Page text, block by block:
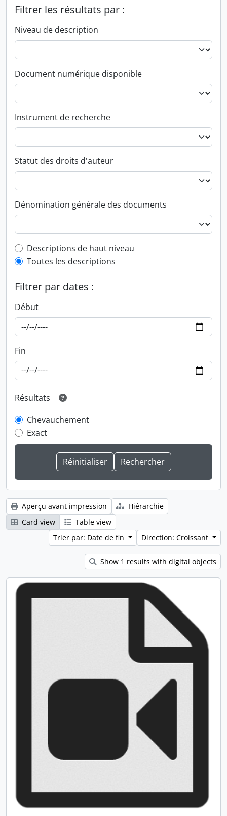
Filtrer les résultats par :
Niveau de description
Document numérique disponible
Instrument de recherche
Statut des droits d'auteur
Dénomination générale des documents
Top-level description filter
Descriptions de haut niveau
Toutes les descriptions
Filtrer par dates :
Début
Fin
Résultats
Chevauchement
Exact
Aperçu avant impression
Hiérarchie
Card view
Table view
Trier par: Date de fin
Direction: Croissant
Show 1 results with digital objects